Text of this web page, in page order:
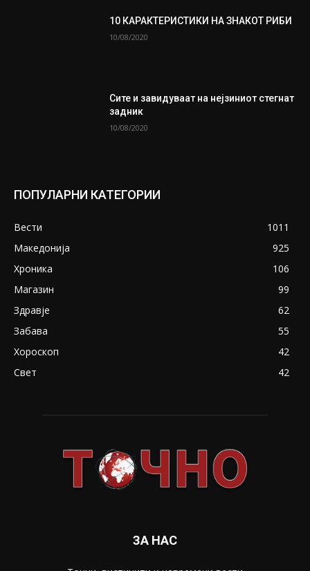
10 КАРАКТЕРИСТИКИ НА ЗНАКОТ РИБИ
10/08/2020
Сите и завидуваат на нејзиниот стегнат
задник
10/08/2020
ПОПУЛАРНИ КАТЕГОРИИ
Вести
1011
Македонија
925
Хроника
106
Магазин
99
Здравје
62
Забава
55
Хороскоп
42
Свет
42
ЗА НАС